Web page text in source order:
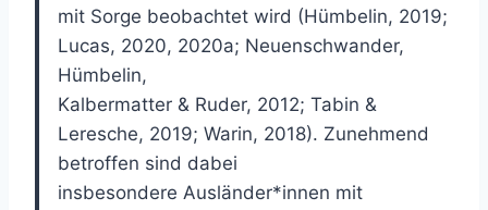
mit Sorge beobachtet wird (Hümbelin, 2019;
Lucas, 2020, 2020a; Neuenschwander,
Hümbelin,
Kalbermatter & Ruder, 2012; Tabin &
Leresche, 2019; Warin, 2018). Zunehmend
betroffen sind dabei
insbesondere Ausländer*innen mit